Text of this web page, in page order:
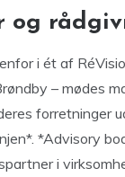
og
i ét af
– mødes
forretninger
*Advisory
i